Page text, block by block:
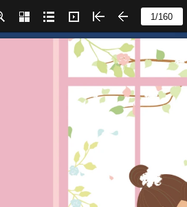
Page number